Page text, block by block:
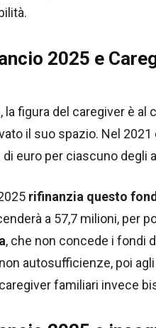
2025 e
figura del caregiver è al
il suo spazio. Nel
euro per ciascuno degli
rifinanzia questo
a 57,7 milioni, per
, che non concede i fondi
autosufficienze, poi
familiari invece